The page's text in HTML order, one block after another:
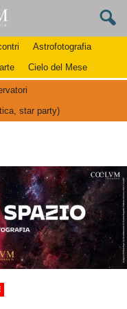
Astrofotografia
Cielo del Mese
star party)